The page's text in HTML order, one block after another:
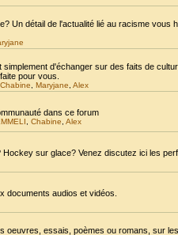
Un détail de l'actualité lié au racisme
simplement d'échanger sur des faits de
pour vous.
Chabine Maryjane Alex
dans ce forum
Chabine Alex
Hockey sur glace? Venez discutez ici les
documents audios et vidéos.
oeuvres, essais, poèmes ou romans, sur